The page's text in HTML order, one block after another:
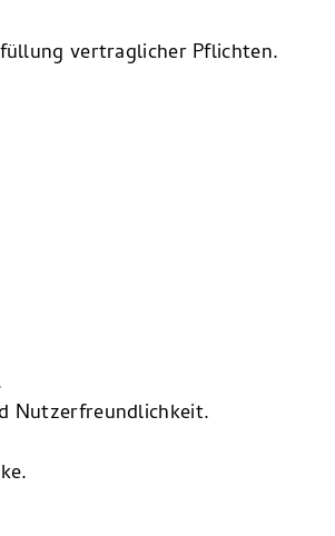
vertraglicher Pflichten.
Nutzerfreundlichkeit.